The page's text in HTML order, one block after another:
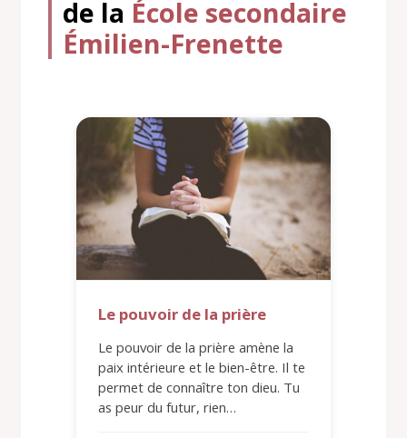
de la École secondaire
Émilien-Frenette
Le pouvoir de la prière
Le pouvoir de la prière amène la
paix intérieure et le bien-être. Il te
permet de connaître ton dieu. Tu
as peur du futur, rien…